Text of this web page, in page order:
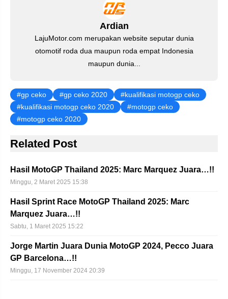
Ardian
LajuMotor.com merupakan website seputar dunia
otomotif roda dua maupun roda empat Indonesia
maupun dunia...
gp ceko gp ceko 2020
kualifikasi motogp ceko
kualifikasi motogp ceko 2020
motogp ceko
motogp ceko 2020
Related Post
Hasil MotoGP Thailand 2025: Marc Marquez Juara…!!
Minggu, 2 Maret 2025 15:38
Hasil Sprint Race MotoGP Thailand 2025: Marc
Marquez Juara…!!
Sabtu, 1 Maret 2025 15:22
Jorge Martin Juara Dunia MotoGP 2024, Pecco Juara
GP Barcelona…!!
Minggu, 17 November 2024 20:39